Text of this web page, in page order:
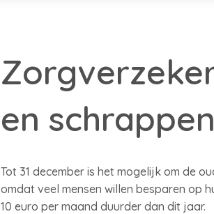
en
Tot 31 december is het mogelijk om de
omdat veel mensen willen besparen op
10 euro per maand duurder dan dit jaar.